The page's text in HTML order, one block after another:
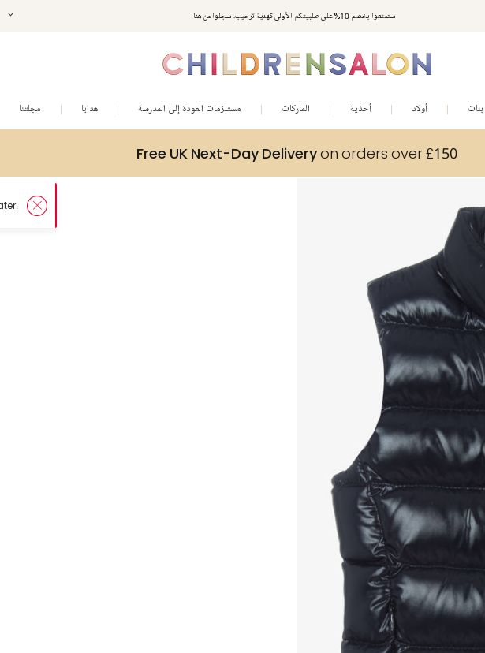
استمتعوا بخصم 10% على طلبيتكم الأولى كهدية ترحيب. سجلوا من هنا
بنات أولاد أحذية الماركات مستلزمات العودة إلى المدرسة هدايا مجلتنا
Free UK Next-Day Deliveryon orders over £150